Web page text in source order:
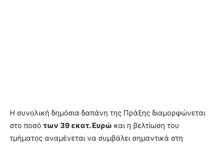
Η συνολική δημόσια δαπάνη της Πράξης διαμορφώνεται
στο ποσό των 39 εκατ. Ευρώ και η βελτίωση του
τμήματος αναμένεται να συμβάλει σημαντικά στη